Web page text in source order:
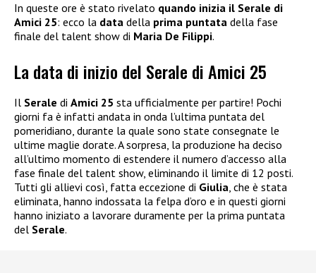
In queste ore è stato rivelato quando inizia il Serale di
Amici 25: ecco la data della prima puntata della fase
finale del talent show di Maria De Filippi.
La data di inizio del Serale di Amici 25
Il Serale di Amici 25 sta ufficialmente per partire! Pochi
giorni fa è infatti andata in onda l’ultima puntata del
pomeridiano, durante la quale sono state consegnate le
ultime maglie dorate. A sorpresa, la produzione ha deciso
all’ultimo momento di estendere il numero d’accesso alla
fase finale del talent show, eliminando il limite di 12 posti.
Tutti gli allievi così, fatta eccezione di Giulia, che è stata
eliminata, hanno indossata la felpa d’oro e in questi giorni
hanno iniziato a lavorare duramente per la prima puntata
del Serale.